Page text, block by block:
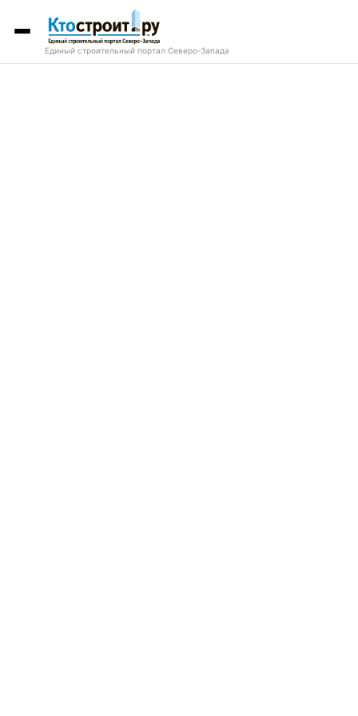
Единый строительный портал Северо-Запада